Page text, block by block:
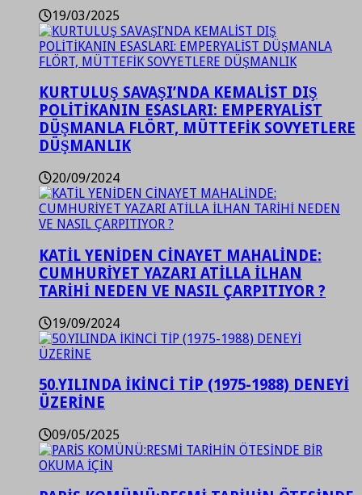
19/03/2025
KURTULUŞ SAVAŞI’NDA KEMALİST DIŞ
POLİTİKANIN ESASLARI: EMPERYALİST
DÜŞMANLA FLÖRT, MÜTTEFİK SOVYETLERE
DÜŞMANLIK
20/09/2024
KATİL YENİDEN CİNAYET MAHALİNDE:
CUMHURİYET YAZARI ATİLLA İLHAN
TARİHİ NEDEN VE NASIL ÇARPITIYOR ?
19/09/2024
50.YILINDA İKİNCİ TİP (1975-1988) DENEYİ
ÜZERİNE
09/05/2025